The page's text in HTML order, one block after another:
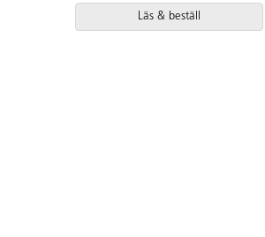
Läs & beställ